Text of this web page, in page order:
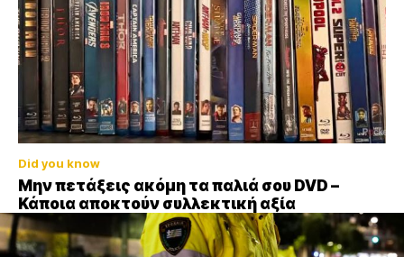
Did you know
Μην πετάξεις ακόμη τα παλιά σου DVD –
Κάποια αποκτούν συλλεκτική αξία